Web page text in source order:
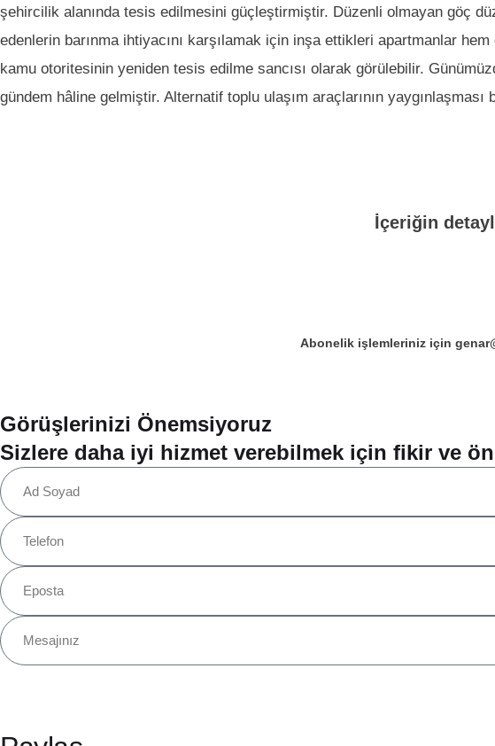
şehircilik alanında tesis edilmesini güçleştirmiştir. Düzenli olmayan göç
edenlerin barınma ihtiyacını karşılamak için inşa ettikleri apartmanlar
kamu otoritesinin yeniden tesis edilme sancısı olarak görülebilir.
gündem hâline gelmiştir. Alternatif toplu ulaşım araçlarının
İçeriğin
Abonelik işlemleriniz için
Görüşlerinizi Önemsiyoruz
Sizlere daha iyi hizmet verebilmek için fikir ve